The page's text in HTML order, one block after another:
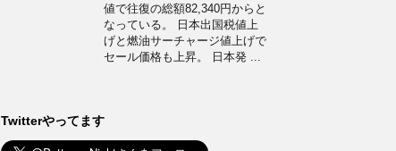
値で往復の総額82,340円からと
なっている。 日本出国税値上
げと燃油サーチャージ値上げで
セール価格も上昇。 日本発 ...
Twitterやってます